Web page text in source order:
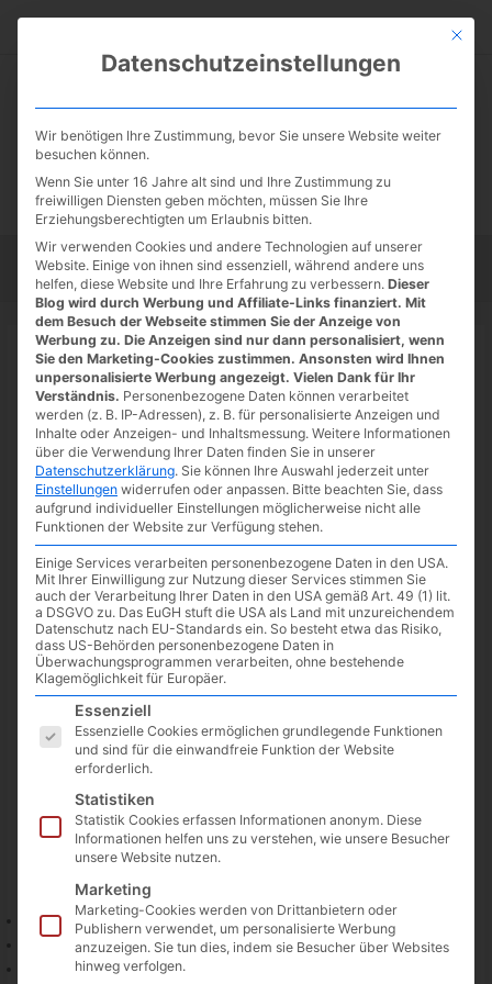
Startseite Tipps Tutorials Tests
Startseite»News
GeForce NOW Thursday mit LEAP
und weiteren Spielen, God of War
verschwindet wieder, Ausblick auf
weitere Spiele im Juni
02.06.2022/ VonSpoonie/Schreibe einen Kommentar /
minute of reading
Auch der heutige Donnerstag,02.06.2022, bringt uns wieder
LEAP (New release on Steam)
Souldiers (New release on Steam)
Twilight Wars: Declassified (New release on Steam)
Mit
Datenschutzeinstellungen
Wir benötigen Ihre Zustimmung, bevor Sie unsere Website weiter
besuchen können.
Wenn Sie unter 16 Jahre alt sind und Ihre Zustimmung zu
freiwilligen Diensten geben möchten, müssen Sie Ihre
Erziehungsberechtigten um Erlaubnis bitten.
Wir verwenden Cookies und andere Technologien auf unserer
Website. Einige von ihnen sind essenziell, während andere uns
helfen, diese Website und Ihre Erfahrung zu verbessern. Dieser
Blog wird durch Werbung und Affiliate-Links finanziert. Mit
dem Besuch der Webseite stimmen Sie der Anzeige von
Werbung zu. Die Anzeigen sind nur dann personalisiert, wenn
Sie den Marketing-Cookies zustimmen. Ansonsten wird Ihnen
unpersonalisierte Werbung angezeigt. Vielen Dank für Ihr
Verständnis. Personenbezogene Daten können verarbeitet
werden (z. B. IP-Adressen), z. B. für personalisierte Anzeigen und
Inhalte oder Anzeigen- und Inhaltsmessung. Weitere Informationen
über die Verwendung Ihrer Daten finden Sie in unserer
Datenschutzerklärung. Sie können Ihre Auswahl jederzeit unter
Einstellungen widerrufen oder anpassen. Bitte beachten Sie, dass
aufgrund individueller Einstellungen möglicherweise nicht alle
Funktionen der Website zur Verfügung stehen.
Einige Services verarbeiten personenbezogene Daten in den USA.
Mit Ihrer Einwilligung zur Nutzung dieser Services stimmen Sie
auch der Verarbeitung Ihrer Daten in den USA gemäß Art. 49 (1) lit.
a DSGVO zu. Das EuGH stuft die USA als Land mit unzureichendem
Datenschutz nach EU-Standards ein. So besteht etwa das Risiko,
dass US-Behörden personenbezogene Daten in
Überwachungsprogrammen verarbeiten, ohne bestehende
Klagemöglichkeit für Europäer.
Es folgt eine Liste der Service-Gruppen, für die eine
Essenziell
Essenzielle Cookies ermöglichen grundlegende Funktionen
und sind für die einwandfreie Funktion der Website
erforderlich.
Statistiken
Statistik Cookies erfassen Informationen anonym. Diese
Informationen helfen uns zu verstehen, wie unsere Besucher
unsere Website nutzen.
Marketing
Marketing-Cookies werden von Drittanbietern oder
Publishern verwendet, um personalisierte Werbung
anzuzeigen. Sie tun dies, indem sie Besucher über Websites
hinweg verfolgen.